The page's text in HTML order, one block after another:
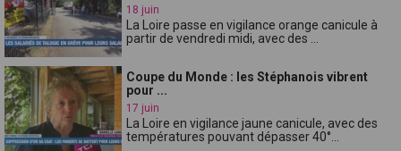
18 juin
La Loire passe en vigilance orange canicule à
partir de vendredi midi, avec des ...
Coupe du Monde : les Stéphanois vibrent
pour ...
17 juin
La Loire en vigilance jaune canicule, avec des
températures pouvant dépasser 40°...